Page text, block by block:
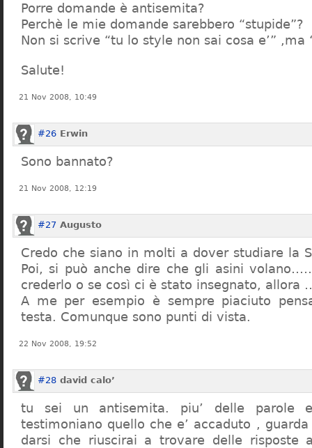
Porre domande è antisemita?
Perchè le mie domande sarebbero “stupide”?
Non si scrive “tu lo style non sai cosa e’” ,ma
Salute!
21 Nov 2008, 10:49
#26 Erwin
Sono bannato?
21 Nov 2008, 12:19
#27 Augusto
Credo che siano in molti a dover studiare la
Poi, si può anche dire che gli asini
crederlo o se così ci è stato insegnato,
A me per esempio è sempre piaciuto
testa. Comunque sono punti di vista.
22 Nov 2008, 19:52
#28 david calo’
tu sei un antisemita. piu’ delle parole
testimoniano quello che e’ accaduto , guarda
darsi che riuscirai a trovare delle risposte